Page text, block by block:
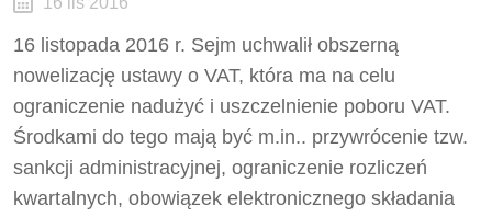
16 listopada 2016 r. Sejm uchwalił obszerną
nowelizację ustawy o VAT, która ma na celu
ograniczenie nadużyć i uszczelnienie poboru VAT.
Środkami do tego mają być m.in.. przywrócenie tzw.
sankcji administracyjnej, ograniczenie rozliczeń
kwartalnych, obowiązek elektronicznego składania